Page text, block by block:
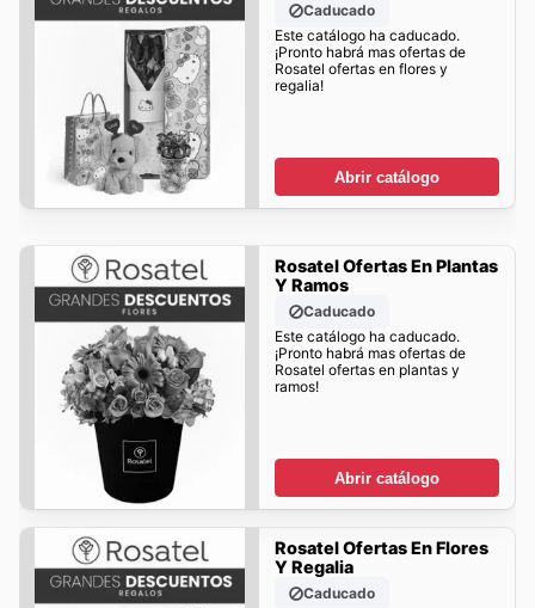
Caducado
Este catálogo ha caducado.
¡Pronto habrá mas ofertas de
Rosatel ofertas en flores y
regalia!
Abrir catálogo
Rosatel Ofertas En Plantas
Y Ramos
Caducado
Este catálogo ha caducado.
¡Pronto habrá mas ofertas de
Rosatel ofertas en plantas y
ramos!
Abrir catálogo
Rosatel Ofertas En Flores
Y Regalia
Caducado